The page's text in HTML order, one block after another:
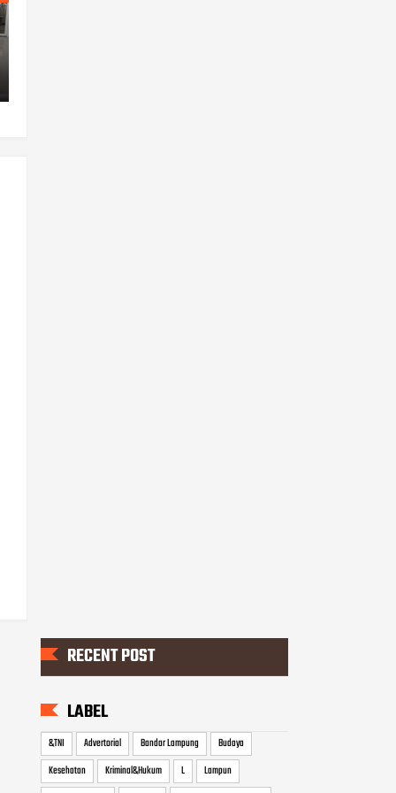
RECENT POST
LABEL
&TNI Advertorial Bandar Lampung
Budaya
Kesehatan
Kriminal&Hukum L
Lampun